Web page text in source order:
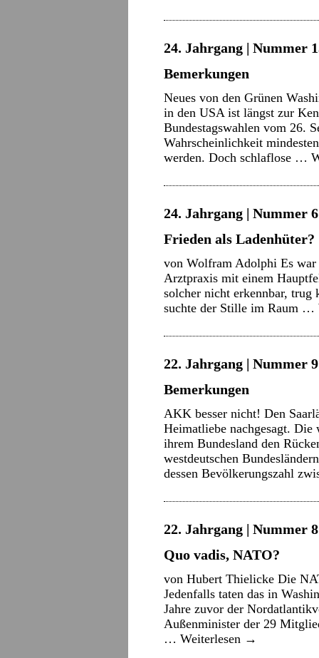
24. Jahrgang | Nummer
Bemerkungen
Neues von den Grünen
in den USA ist längst zur
Bundestagswahlen vom 26.
Wahrscheinlichkeit
werden. Doch schlaflose …
24. Jahrgang | Nummer
Frieden als Ladenhüter?
von Wolfram Adolphi Es
Arztpraxis mit einem
solcher nicht erkennbar,
suchte der Stille im Raum …
22. Jahrgang | Nummer
Bemerkungen
AKK besser nicht! Den
Heimatliebe nachgesagt.
ihrem Bundesland den
westdeutschen
dessen Bevölkerungszahl
22. Jahrgang | Nummer
Quo vadis, NATO?
von Hubert Thielicke Die
Jedenfalls taten das in
Jahre zuvor der
Außenminister der 29
… Weiterlesen →